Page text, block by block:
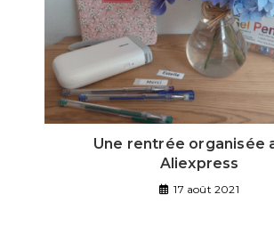
Une rentrée organisée
Aliexpress
17 août 2021